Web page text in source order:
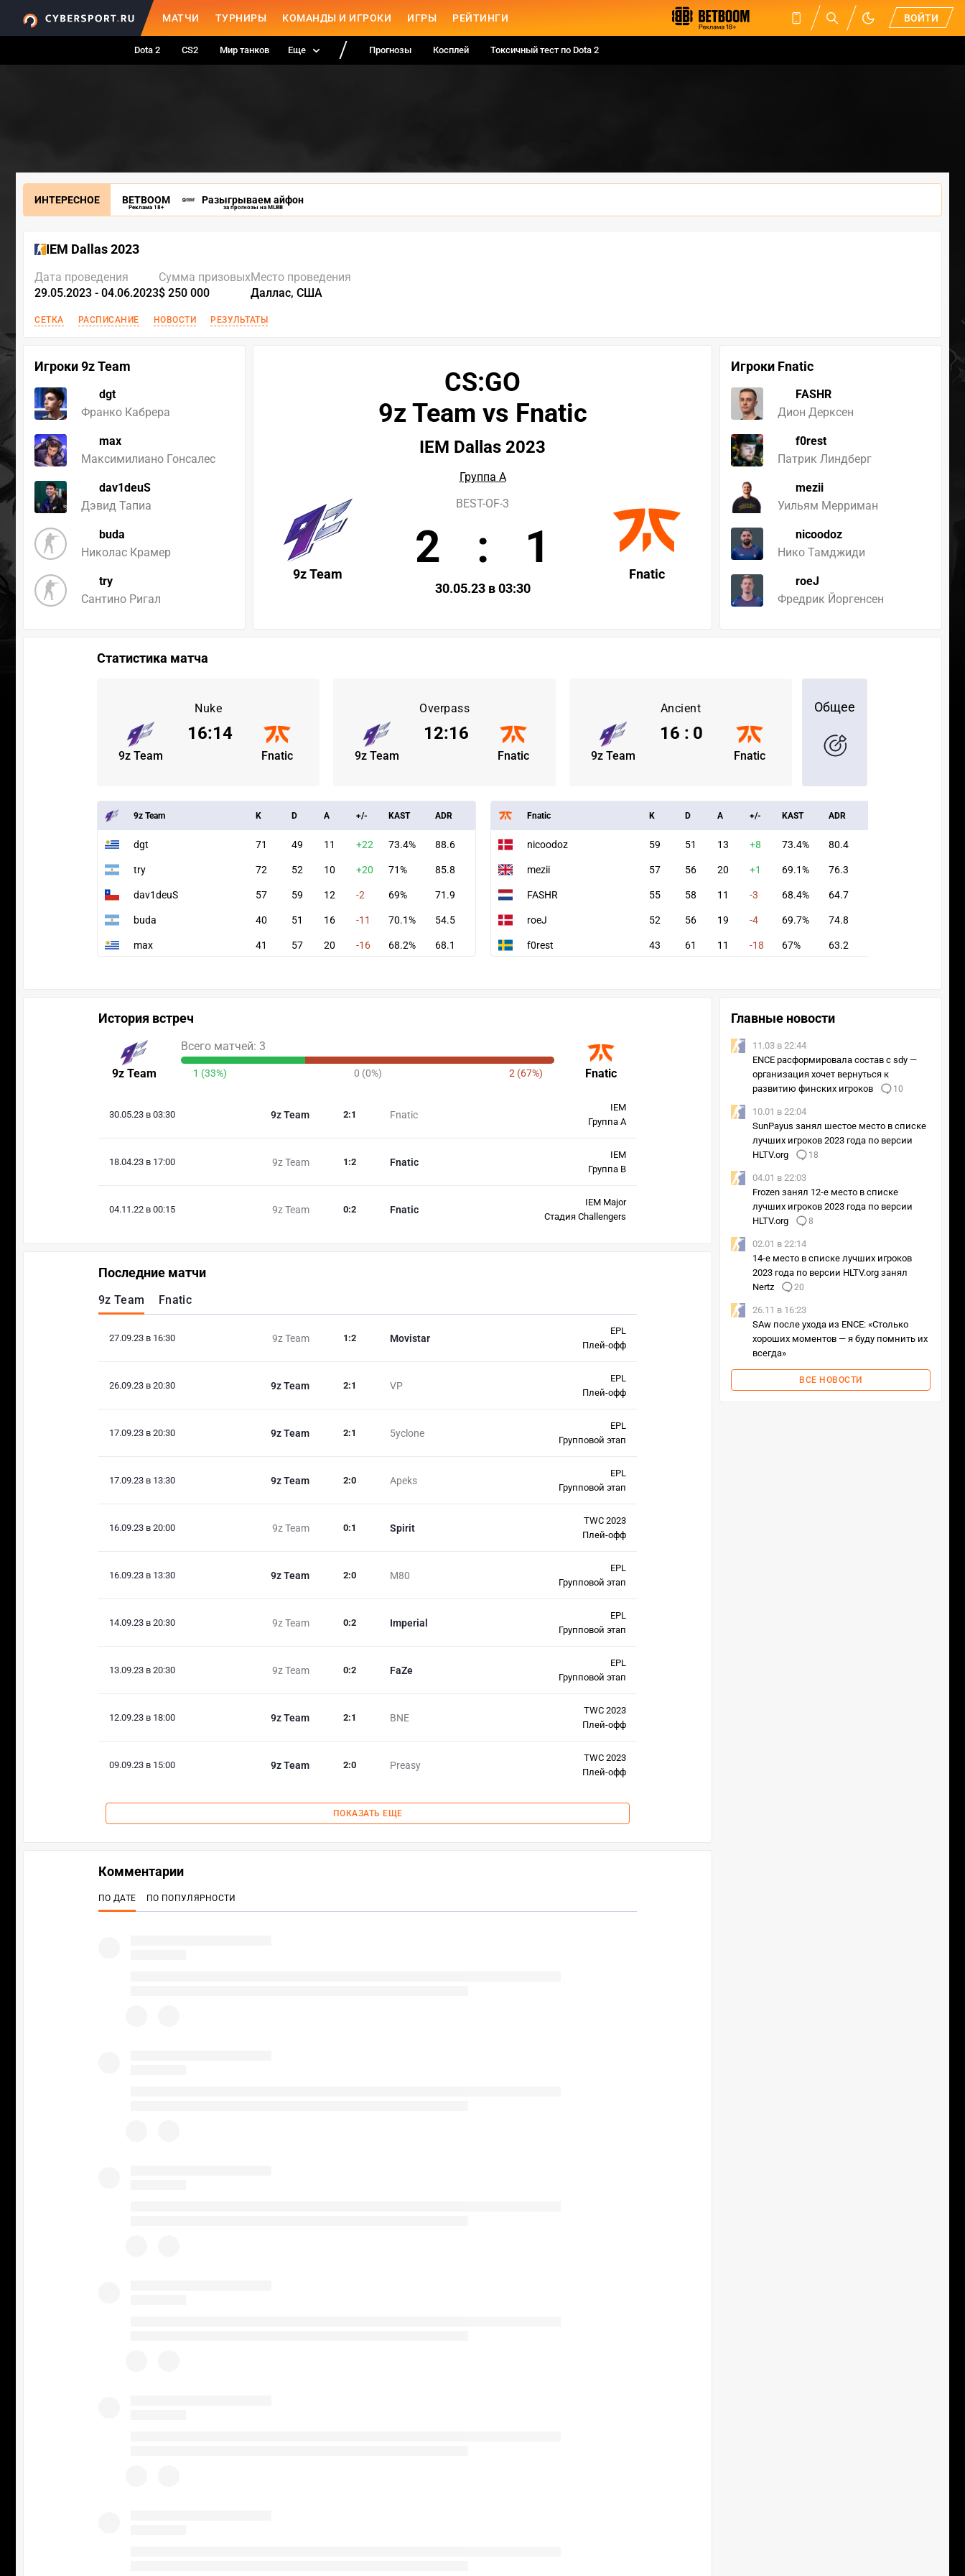
МАТЧИ ТУРНИРЫ КОМАНДЫ И ИГРОКИ ИГРЫ РЕЙТИНГИ ВОЙТИ
Dota 2 CS2 Мир танков Еще Прогнозы Косплей Токсичный тест по Dota 2
ИНТЕРЕСНОЕ BETBOOM
Реклама 18+
Разыгрываем айфон
за прогнозы на MLBB
IEM Dallas 2023
Дата проведения
29.05.2023 - 04.06.2023
Сумма призовых
$ 250 000
Место проведения
Даллас, США
СЕТКА РАСПИСАНИЕ НОВОСТИ РЕЗУЛЬТАТЫ
Игроки 9z Team
dgt
Франко Кабрера
max
Максимилиано Гонсалес
dav1deuS
Дэвид Тапиа
buda
Николас Крамер
try
Сантино Ригал
Игроки Fnatic
FASHR
Дион Дерксен
f0rest
Патрик Линдберг
mezii
Уильям Мерриман
nicoodoz
Нико Тамджиди
roeJ
Фредрик Йоргенсен
CS:GO
9z Team vs Fnatic
IEM Dallas 2023
Группа A
9z Team Fnatic
BEST-OF-3
2 : 1
30.05.23 в 03:30
Статистика матча
Nuke
9z Team Fnatic
16:14
Overpass
9z Team Fnatic
12:16
Ancient
9z Team Fnatic
16 : 0
Общее
9z Team K D A +/- KAST ADR
dgt 71 49 11 +22 73.4% 88.6
try 72 52 10 +20 71% 85.8
dav1deuS 57 59 12 -2 69% 71.9
buda 40 51 16 -11 70.1% 54.5
max 41 57 20 -16 68.2% 68.1
Fnatic K D A +/- KAST ADR
nicoodoz 59 51 13 +8 73.4% 80.4
mezii 57 56 20 +1 69.1% 76.3
FASHR 55 58 11 -3 68.4% 64.7
roeJ 52 56 19 -4 69.7% 74.8
f0rest 43 61 11 -18 67% 63.2
История встреч
9z Team Fnatic
Всего матчей: 3
1 (33%) 0 (0%) 2 (67%)
30.05.23 в 03:30 9z Team Fnatic
2:1
IEM
Группа A
18.04.23 в 17:00 9z Team Fnatic
1 :2
IEM
Группа B
04.11.22 в 00:15 9z Team Fnatic
0:2
IEM Major
Стадия Challengers
Последние матчи
9z Team Fnatic
27.09.23 в 16:30 9z Team Movistar
1 :2
EPL
Плей-офф
26.09.23 в 20:30 9z Team VP
2:1
EPL
Плей-офф
17.09.23 в 20:30 9z Team 5yclone
2:1
EPL
Групповой этап
17.09.23 в 13:30 9z Team Apeks
2:0
EPL
Групповой этап
16.09.23 в 20:00 9z Team Spirit
0:1
TWC 2023
Плей-офф
16.09.23 в 13:30 9z Team M80
2:0
EPL
Групповой этап
14.09.23 в 20:30 9z Team Imperial
0:2
EPL
Групповой этап
13.09.23 в 20:30 9z Team FaZe
0:2
EPL
Групповой этап
12.09.23 в 18:00 9z Team BNE
2:1
TWC 2023
Плей-офф
09.09.23 в 15:00 9z Team Preasy
2:0
TWC 2023
Плей-офф
ПОКАЗАТЬ ЕЩЕ
Главные новости
11.03 в 22:44
ENCE расформировала состав с sdy —
организация хочет вернуться к
развитию финских игроков
10
10.01 в 22:04
SunPayus занял шестое место в списке
лучших игроков 2023 года по версии
HLTV.org
18
04.01 в 22:03
Frozen занял 12-е место в списке
лучших игроков 2023 года по версии
HLTV.org
8
02.01 в 22:14
14-е место в списке лучших игроков
2023 года по версии HLTV.org занял
Nertz
20
26.11 в 16:23
SAw после ухода из ENCE: «Столько
хороших моментов — я буду помнить их
всегда»
ВСЕ НОВОСТИ
Комментарии
ПО ДАТЕ ПО ПОПУЛЯРНОСТИ